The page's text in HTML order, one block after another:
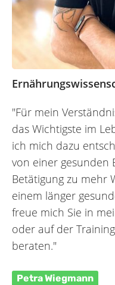
"Für mein
das Wichtigste im
ich mich dazu
von einer gesunden
Betätigung zu mehr
einem länger
freue mich Sie in
oder auf der
beraten."
Petra Wiegmann